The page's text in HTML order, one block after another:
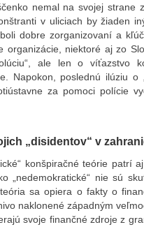
nemal na svojej strane
v uliciach by žiaden
dobre zorganizovaní a
organizácie, niektoré aj zo
ale len o víťazstvo
Napokon, poslednú ilúziu o
za pomoci polície
„disidentov“ v
konšpiračné teórie patrí
„nedemokratické“ nie sú
sa opiera o fakty o
naklonené západným
svoje finančné zdroje z